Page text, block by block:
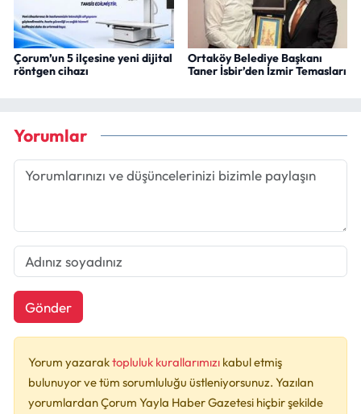
Çorum’un 5 ilçesine yeni dijital
röntgen cihazı
Ortaköy Belediye Başkanı
Taner İsbir’den İzmir Temasları
Yorumlar
Gönder
Yorum yazaraktopluluk kurallarımızı kabul etmiş
bulunuyor ve tüm sorumluluğu üstleniyorsunuz. Yazılan
yorumlardan Çorum Yayla Haber Gazetesi hiçbir şekilde